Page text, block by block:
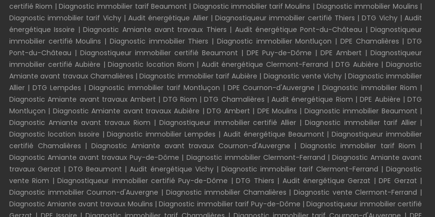
certifié Riom | Diagnostic immobilier tarif Beaumont | Diagnostic immobilier tarif Moulins |Diagnostic immobilier Moulins |
Diagnostic immobilier tarif Vichy|Audit énergétique Allier|Diagnostiqueur immobilier certifié Thiers |DTG Vichy|Audit
énergétique Issoire |Diagnostic Amiante avant travaux Thiers | Audit énergétique Pont-du-Château |Diagnostiqueur
immobilier certifié Moulins | Diagnostic immobilier Thiers | Diagnostic immobilier Montluçon | DPE Chamalières |DTG
Pont-du-Château | Diagnostiqueur immobilier certifié Beaumont | DPE Puy-de-Dôme | DPE Ambert | Diagnostiqueur
immobilier certifié Aubière |Diagnostic location Riom | Audit énergétique Clermont-Ferrand |DTG Aubière |Diagnostic
Amiante avant travaux Chamalières |Diagnostic immobilier tarif Aubière | Diagnostic vente Vichy | Diagnostic immobilier
Allier | DTG Lempdes | Diagnostic immobilier tarif Montluçon | DPE Cournon-d'Auvergne | Diagnostic immobilier Riom |
Diagnostic Amiante avant travaux Ambert | DTG Riom |DTG Chamalières |Audit énergétique Riom |DPE Aubière |DTG
Montluçon | Diagnostic Amiante avant travaux Aubière |DTG Ambert | DPE Moulins | Diagnostic immobilier Beaumont |
Diagnostic Amiante avant travaux Riom | Diagnostiqueur immobilier certifié Allier |Diagnostic immobilier tarif Allier |
Diagnostic location Issoire |Diagnostic immobilier Lempdes | Audit énergétique Beaumont |Diagnostiqueur immobilier
certifié Chamalières | Diagnostic Amiante avant travaux Cournon-d'Auvergne | Diagnostic immobilier tarif Riom |
Diagnostic Amiante avant travaux Puy-de-Dôme | Diagnostic immobilier Clermont-Ferrand | Diagnostic Amiante avant
travaux Gerzat |DTG Beaumont |Audit énergétique Vichy| Diagnostic immobilier tarif Clermont-Ferrand |Diagnostic
vente Riom |Diagnostiqueur immobilier certifié Puy-de-Dôme |DTG Thiers | Audit énergétique Gerzat |DPE Gerzat |
Diagnostic immobilier Cournon-d'Auvergne | Diagnostic immobilier Chamalières |Diagnostic vente Clermont-Ferrand |
Diagnostic Amiante avant travaux Moulins |Diagnostic immobilier tarif Puy-de-Dôme | Diagnostiqueur immobilier certifié